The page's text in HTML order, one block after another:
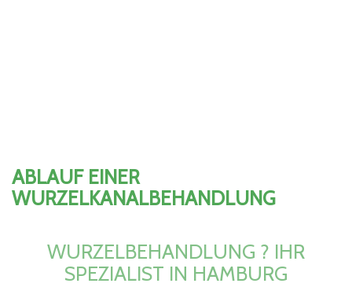
ABLAUF EINER
WURZELKANALBEHANDLUNG
WURZELBEHANDLUNG ? IHR
SPEZIALIST IN HAMBURG